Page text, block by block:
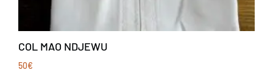
COL MAO NDJEWU
50€